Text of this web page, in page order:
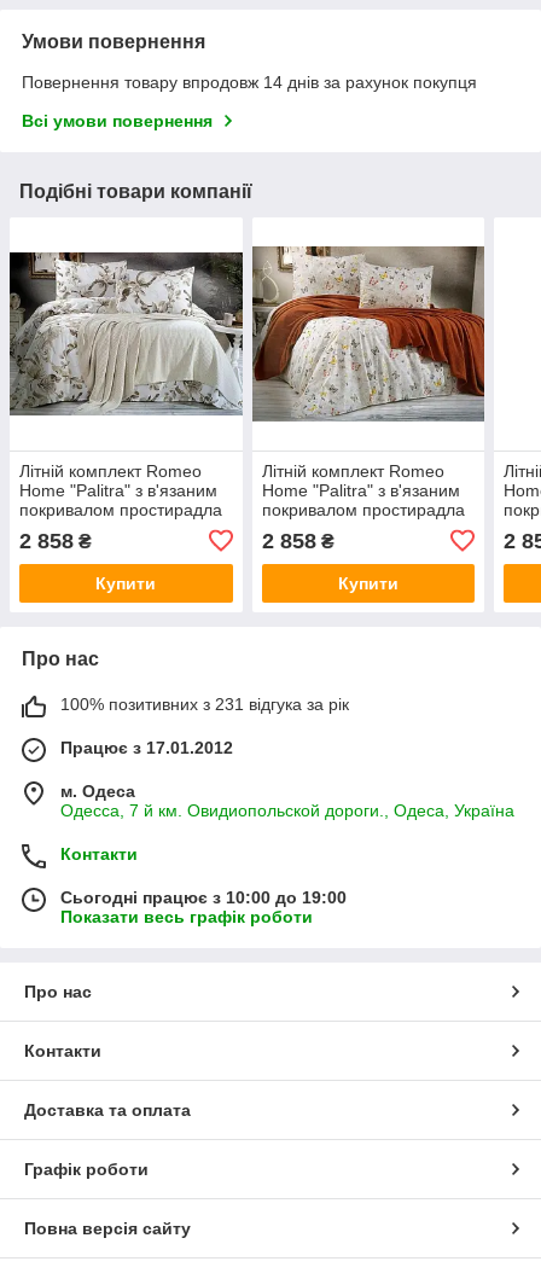
Умови повернення
Повернення товару впродовж 14 днів за рахунок покупця
Всі умови повернення
Подібні товари компанії
Літній комплект Romeo
Home "Palitra" з в'язаним
покривалом простирадла
бавовна Туреччина
2 858 ₴
Купити
Літній комплект Romeo
Home "Palitra" з в'язаним
покривалом простирадла
бавовна Туреччина
2 858₴
Купити
2
Про нас
100% позитивних з 231 відгука за рік
Працює з 17.01.2012
м. Одеса
Одесса, 7 й км. Овидиопольской дороги., Одеса, Україна
Контакти
Сьогодні працює з 10:00 до 19:00
Показати весь графік роботи
Про нас
Контакти
Доставка та оплата
Графік роботи
Повна версія сайту